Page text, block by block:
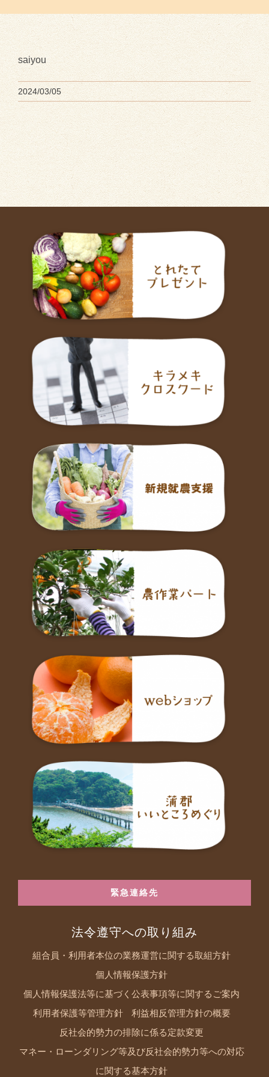
saiyou
2024/03/05
緊急連絡先
法令遵守への取り組み
組合員・利用者本位の業務運営に関する取組方針
個人情報保護方針
個人情報保護法等に基づく公表事項等に関するご案内
利用者保護等管理方針 利益相反管理方針の概要
反社会的勢力の排除に係る定款変更
マネー・ローンダリング等及び反社会的勢力等への対応
に関する基本方針